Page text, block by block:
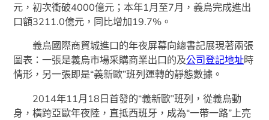
元，初次衝破4000億元；本年1月至7月，義烏完成進出
口額3211.0億元，同比增加19.7%。
義烏國際商貿城進口的年夜屏幕向總書記展現著兩張
圖表：一張是義烏市場采購商業出口的及公司登記地址時
情形，另一張即是“義新歐”班列運轉的靜態數據。
2014年11月18日首發的“義新歐”班列，從義烏動
身，橫跨亞歐年夜陸，直抵西班牙，成為“一帶一路”上亮